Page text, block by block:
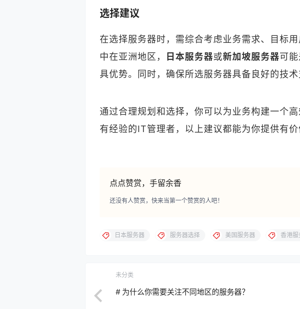
选择建议
在选择服务器时，需综合考虑业务需求、目标
中在亚洲地区，
日本服务器或新加坡服务器可
具优势。同时，确保所选服务器具备良好的技
通过合理规划和选择，你可以为业务构建一个
有经验的IT管理者，以上建议都能为你提供有价
点点赞赏，手留余香
还没有人赞赏，快来当第一个赞赏的人吧！
日本服务器 服务器选择 美国服务器 香港服
未分类
# 为什么你需要关注不同地区的服务器？